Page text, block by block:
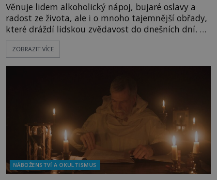
Věnuje lidem alkoholický nápoj, bujaré oslavy a
radost ze života, ale i o mnoho tajemnější obřady,
které dráždí lidskou zvědavost do dnešních dní. Co
doopravdy představuje bůh, jemuž Římané říkají
Bakchus? Mytologický příběh řeckého boha
ZOBRAZIT VÍCE
NÁBOŽENSTVÍ A OKULTISMUS